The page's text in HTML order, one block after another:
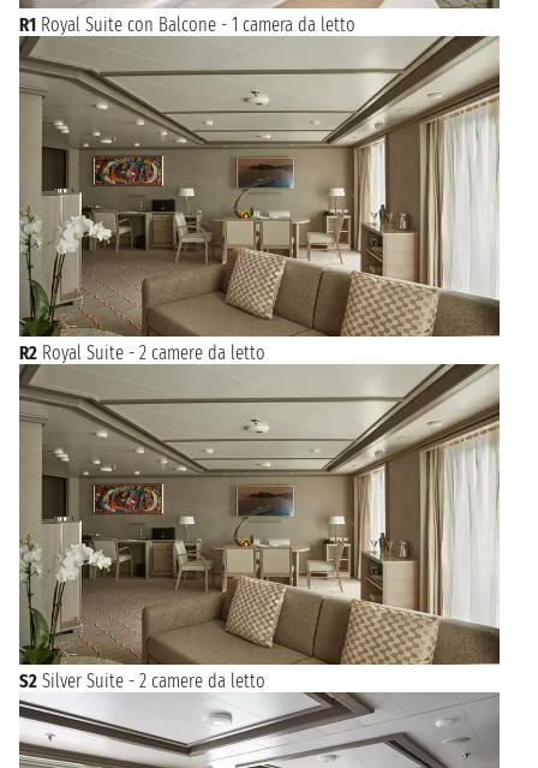
R1 Royal Suite con Balcone - 1 camera da letto
R2 Royal Suite - 2 camere da letto
S2 Silver Suite - 2 camere da letto